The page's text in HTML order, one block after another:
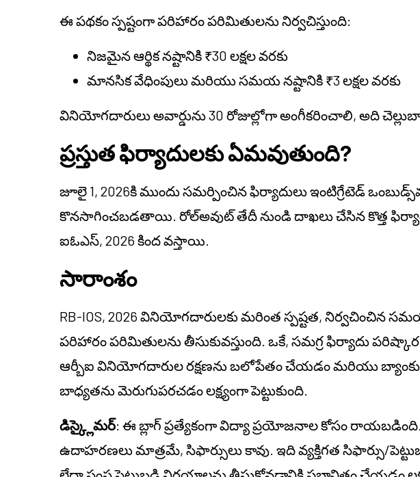
ఈ పథకం స్పష్టంగా పరిహారం పరిమితులను నిర్వచిస్తుంది:
నిజమైన ఆర్థిక నష్టానికి ₹30 లక్షల వరకు
మానసిక వేధింపులు మరియు సమయ నష్టానికి ₹3 లక్షల వరకు
వినియోగదారులు అవార్డును 30 రోజుల్లోగా అంగీకరించాలి, అది
ప్రస్తుత ఫిర్యాదులకు ఏమవుతుంది?
జూలై 1, 2026కి ముందు సమర్పించిన ఫిర్యాదులు ఇంటిగ్రేటెడ్
కొనసాగించబడతాయి. రోల్‌అవుట్ తేదీ నుండి దాఖలు చేసిన కొత్త
ఐఓఎస్, 2026 కింద వస్తాయి.
సారాంశం
RB-IOS, 2026 వినియోగదారులకు మరింత స్పష్టత, నిర్వచించిన
పరిహారం పరిమితులను తీసుకువస్తుంది. ఒకే, సమగ్ర ఫిర్యాదు పరిష్కార
ఆర్బీఐ వినియోగదారుల రక్షణను బలోపేతం చేయడం మరియు
బాధ్యతను మెరుగుపరచడం లక్ష్యంగా పెట్టుకుంది.
డిస్క్లైమర్: ఈ బ్లాగ్ ప్రత్యేకంగా విద్యా ప్రయోజనాల కోసం రాయబడింది.
ఉదాహరణలు మాత్రమే, సిఫార్సులు కావు. ఇది వ్యక్తిగత సిఫార్సు/